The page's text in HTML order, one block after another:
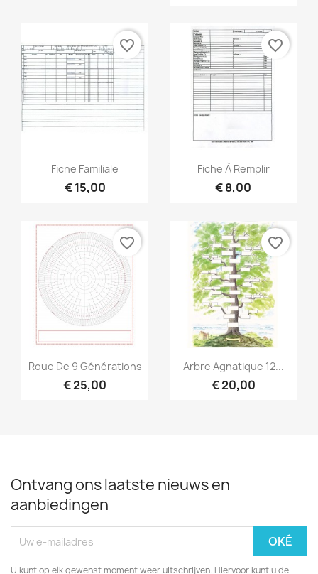
Snel bekijken
Fiche Familiale
€ 15,00
favorite_border
Snel bekijken
Fiche À Remplir
€ 8,00
favorite_border
 Snel bekijken
Roue De 9 Générations
€ 25,00
favorite_border
Snel bekijken
Arbre Agnatique 12...
€ 20,00
favorite_border
Ontvang ons laatste nieuws en
aanbiedingen
U kunt op elk gewenst moment weer uitschrijven. Hiervoor kunt u de